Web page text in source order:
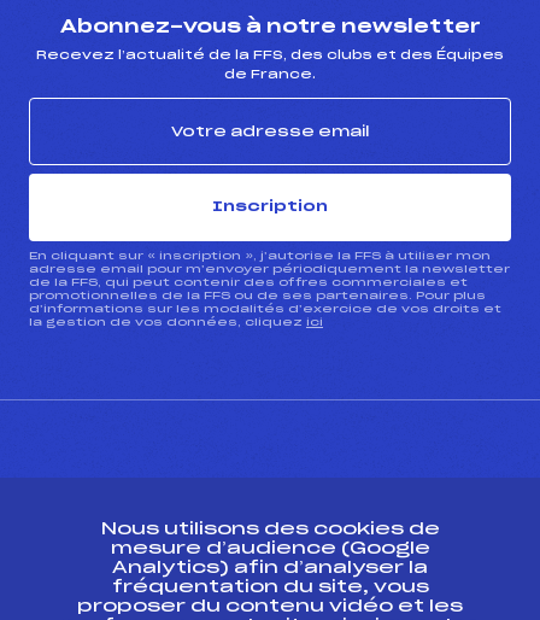
Abonnez-vous à notre newsletter
Recevez l’actualité de la FFS, des clubs et des Équipes
de France.
Inscription
En cliquant sur « inscription », j’autorise la FFS à utiliser mon
adresse email pour m’envoyer périodiquement la newsletter
de la FFS, qui peut contenir des offres commerciales et
promotionnelles de la FFS ou de ses partenaires. Pour plus
d’informations sur les modalités d’exercice de vos droits et
la gestion de vos données, cliquez ici
Ressources
Nous utilisons des cookies de
mesure d’audience (Google
Analytics) afin d’analyser la
fréquentation du site, vous
proposer du contenu vidéo et les